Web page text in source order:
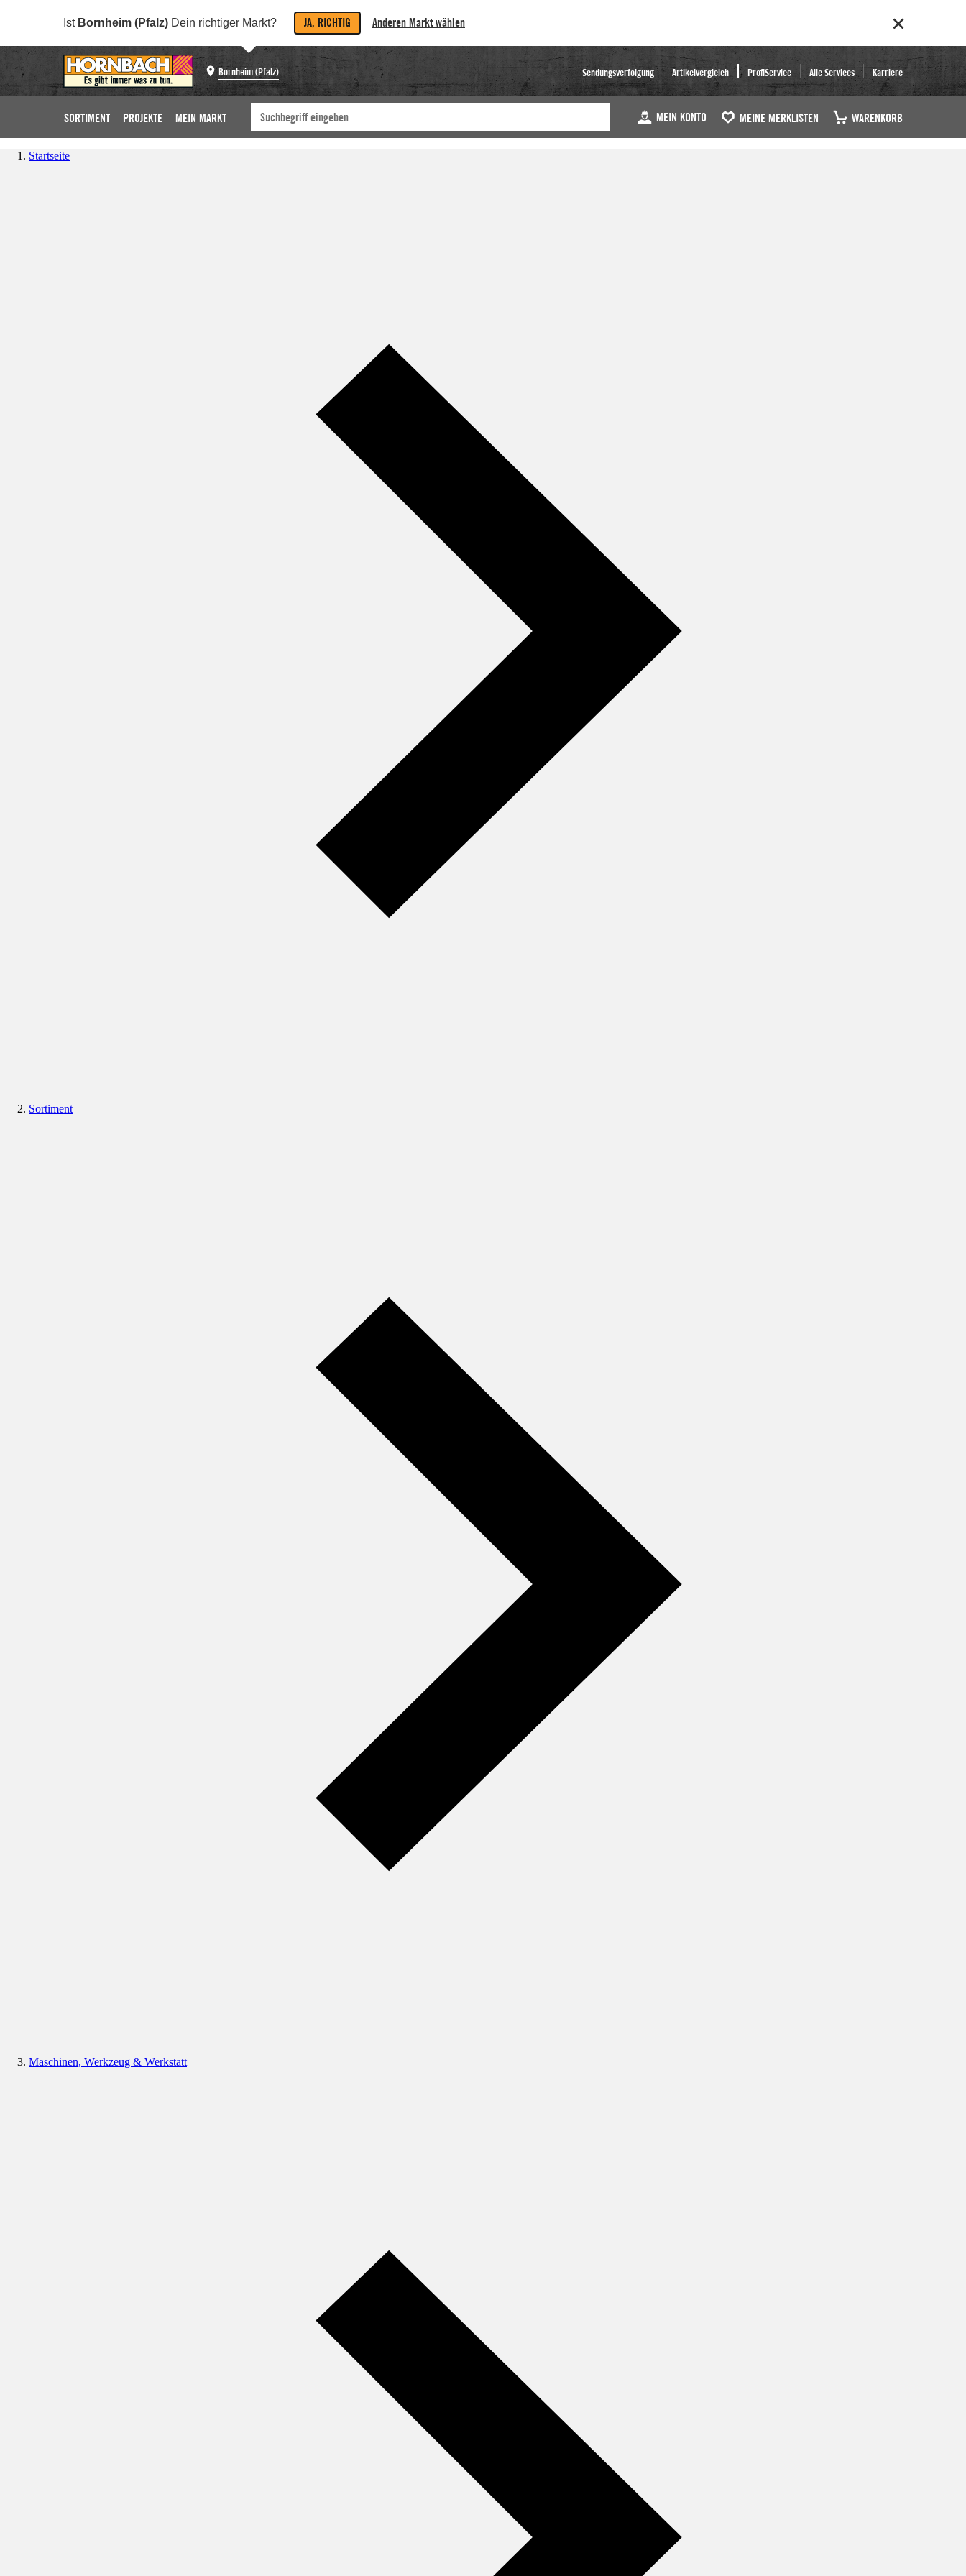
Ist Bornheim (Pfalz) Dein richtiger Markt? JA, RICHTIG Anderen Markt wählen
Bornheim (Pfalz) Sendungsverfolgung Artikelvergleich ProfiService Alle Services Karriere
SORTIMENT PROJEKTE MEIN MARKT MEIN KONTO MEINE MERKLISTEN WARENKORB
Startseite
Sortiment
Maschinen, Werkzeug & Werkstatt